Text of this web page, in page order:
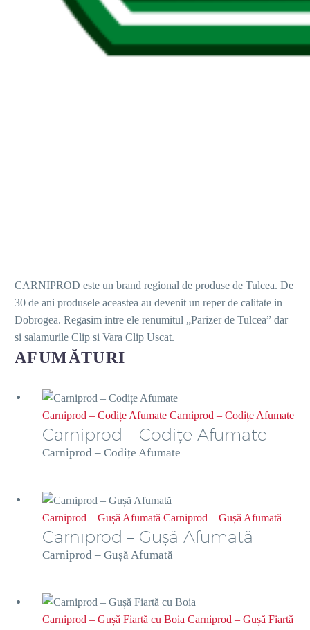
CARNIPROD este un brand regional de produse de Tulcea. De
30 de ani produsele aceastea au devenit un reper de calitate in
Dobrogea. Regasim intre ele renumitul „Parizer de Tulcea” dar
si salamurile Clip si Vara Clip Uscat.
AFUMĂTURI
Carniprod – Codițe Afumate Carniprod – Codițe Afumate
Carniprod – Codițe Afumate
Carniprod – Codițe Afumate
Carniprod – Gușă Afumată Carniprod – Gușă Afumată
Carniprod – Gușă Afumată
Carniprod – Gușă Afumată
Carniprod – Gușă Fiartă cu Boia Carniprod – Gușă Fiartă